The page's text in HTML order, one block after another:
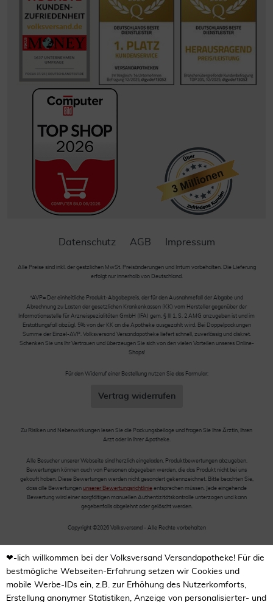
Datenschutz AGB Impressum
Alle Preise sind inkl. der gestzlichen MwSt. Preisänderungen und Irrtum vorbehalten. Die Lieferung
erfolgt nur innerhalb von Deutschland.
*AVP= Der einheitliche Produkt-Abgabepreis, der für den Ausnahmefall der Abgabe und
Abrechnung zu Lasten der gesetzlichen Krankenkassen (KK) vom Hersteller gegenüber der
Informationsstelle für Arzneispezialitäten GmbH (IFA) gem. § III 1, S. 2 AMG anzugeben ist und im
Erstattungsfall abzügl. 5% von der KK an die Apotheke ausgezahlt wird. Bei Doppelpackungen
Summe der Einzel-AVP. Volksversand Versandapotheke liefert schnell, zuverlässig und diskret.
Schenken Sie uns Ihr Vertrauen und überzeugen Sie sich von den vielen Vorteilen unseres Online-
Shops!
Für den Widerruf einer Bestellung nutzen Sie das Formular:
Vertrag widerrufen
Zu Risiken und Nebenwirkungen lesen Sie die Packungsbeilage und fragen Sie Ihre Ärztin, Ihren
Arzt oder in Ihrer Apotheke.
Alle Besucher unserer Webseite sind herzlich eingeladen, Produktbewertungen abzugeben.
Bewertungen können auch von Personen abgegeben werden, die das Produkt nicht bei uns
gekauft haben. Diese Bewertungen werden nicht gesondert gekennzeichnet. Bitte beachten Sie,
dass alle Bewertungen unserer Bewertungsrichtlinie entsprechen müssen. Jede eingehende
Bewertung wird einer sorgfältigen manuellen Authentizitätskontrolle unterzogen und kann
gegebenfalls abgelehnt oder gelöscht werden.
Copyright ©2026 Volksversand - Alle Rechte vorbehalten
❤-lich willkommen bei der Volksversand Versandapotheke! Für die
bestmögliche Webseiten-Erfahrung setzen wir Cookies und
mobile Werbe-IDs ein, z.B. zur Erhöhung des Nutzerkomforts,
Erstellung anonymer Statistiken, Anzeige von personalisierter- und